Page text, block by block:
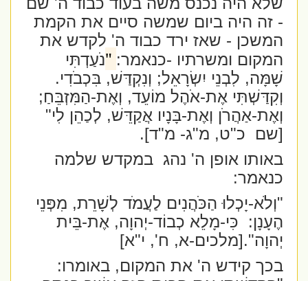
- זה היה ביום שמשה סיים את הקמת
המשכן - שאז ירד כבוד ה' לקדש את
המקום ומשרתיו -כנאמר:" נֹעַדְתִּי
שָׁמָּה, לִבְנֵי יִשְׂרָאֵל; וְנִקְדַּשׁ, בִּכְבֹדִי.
וְקִדַּשְׁתִּי אֶת-אֹהֶל מוֹעֵד, וְאֶת-הַמִּזְבֵּחַ;
וְאֶת-אַהֲרֹן וְאֶת-בָּנָיו אֲקַדֵּשׁ, לְכַהֵן לִי"
[שם
כ"ט, מ"ג- מ"ד].
באותו אופן ה' נהג
במקדש שלמה
כנאמר:
"וְלֹא-יָכְלוּ הַכֹּהֲנִים לַעֲמֹד לְשָׁרֵת, מִפְּנֵי
הֶעָנָן:
כִּי-מָלֵא כְבוֹד-יְהוָה, אֶת-בֵּית
יְהוָה".[מלכים-א, ח', י"א]
בכך קידש ה' את המקום, באומרו: